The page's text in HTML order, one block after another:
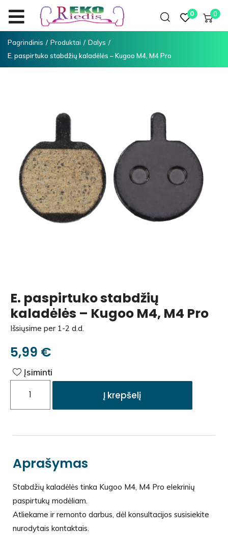
0 0
Pagrindinis / Produktai / Dalys /
E. paspirtuko stabdžių kaladėlės – Kugoo M4, M4 Pro
E. paspirtuko stabdžių
kaladėlės – Kugoo M4, M4 Pro
Išsiųsime per 1-2 d.d.
5,99 €
Įsiminti
Į krepšelį
Aprašymas
Stabdžių kaladėlės tinka Kugoo M4, M4 Pro elekrinių
paspirtukų modėliam.
Atliekame ir remonto darbus, dėl konsultacijos susisiekite
nurodytais kontaktais.